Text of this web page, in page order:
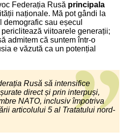
Federația Rusă principala
naționale. Mă pot gândi la
demografic sau eșecul
viitoarele generații;
admitem că suntem într-o
e văzută ca un potențial
Rusă să intensifice
direct și prin interpuși,
NATO, inclusiv împotriva
articolului 5 al Tratatului nord-